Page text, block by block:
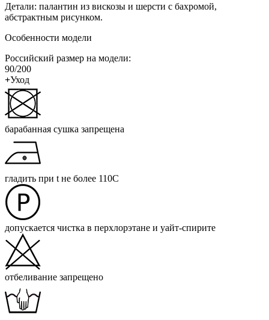
Детали: палантин из вискозы и шерсти с бахромой,
абстрактным рисунком.
Особенности модели
Российский размер на модели:
90/200
+Уход
барабанная сушка запрещена
гладить при t не более 110С
допускается чистка в перхлорэтане и уайт-спирите
отбеливание запрещено